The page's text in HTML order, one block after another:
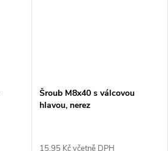
Šroub M8x40 s válcovou
hlavou, nerez
15,95 Kč včetně DPH